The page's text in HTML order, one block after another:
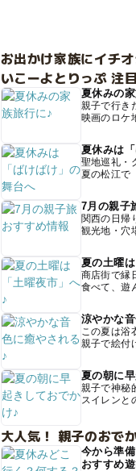
お出かけ家族にイチ
いこーよとりっぷ 注
夏休みの
親子で行き
映画のロケ
夏休みは
聖地巡礼・
夏の松江で
7月の親子
関西の日帰
観光地・穴
夏の土曜
商店街で縁
食べて、遊
涼やかな
この夏は浴
親子で絵付
夏の朝に
親子で神秘
スイレンと
大人気！ 親子のおで
今から準
おすすめ